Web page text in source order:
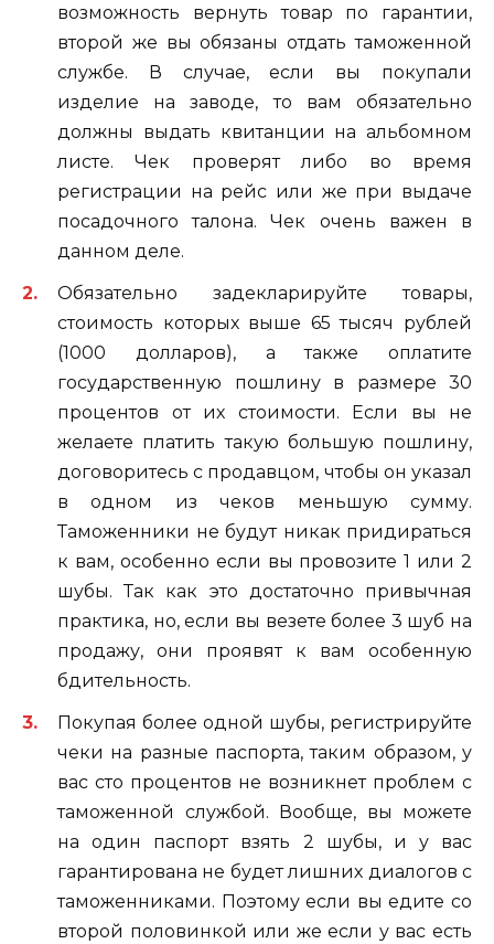
возможность вернуть товар по гарантии,
второй же вы обязаны отдать таможенной
службе. В случае, если вы покупали
изделие на заводе, то вам обязательно
должны выдать квитанции на альбомном
листе. Чек проверят либо во время
регистрации на рейс или же при выдаче
посадочного талона. Чек очень важен в
данном деле.
Обязательно задекларируйте товары,
стоимость которых выше 65 тысяч рублей
(1000 долларов), а также оплатите
государственную пошлину в размере 30
процентов от их стоимости. Если вы не
желаете платить такую большую пошлину,
договоритесь с продавцом, чтобы он указал
в одном из чеков меньшую сумму.
Таможенники не будут никак придираться
к вам, особенно если вы провозите 1 или 2
шубы. Так как это достаточно привычная
практика, но, если вы везете более 3 шуб на
продажу, они проявят к вам особенную
бдительность.
Покупая более одной шубы, регистрируйте
чеки на разные паспорта, таким образом, у
вас сто процентов не возникнет проблем с
таможенной службой. Вообще, вы можете
на один паспорт взять 2 шубы, и у вас
гарантирована не будет лишних диалогов с
таможенниками. Поэтому если вы едите со
второй половинкой или же если у вас есть